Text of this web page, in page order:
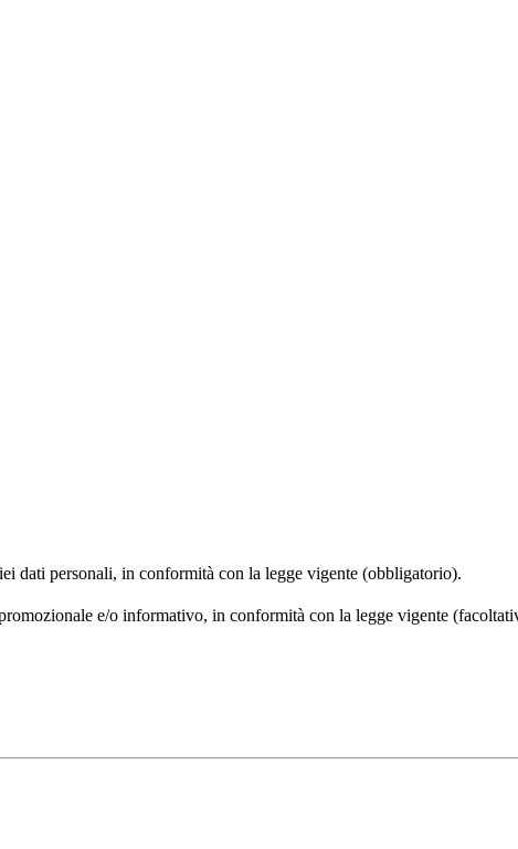
dati personali, in conformità con la legge vigente (obbligatorio).
e/o informativo, in conformità con la legge vigente